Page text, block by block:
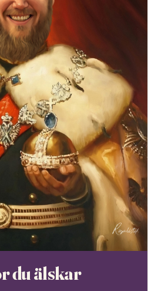
du älskar